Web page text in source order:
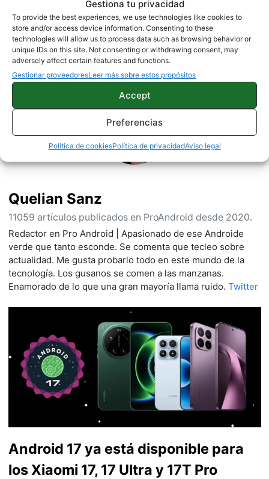
Gestiona tu privacidad
To provide the best experiences, we use technologies like cookies to
store and/or access device information. Consenting to these
technologies will allow us to process data such as browsing behavior or
unique IDs on this site. Not consenting or withdrawing consent, may
adversely affect certain features and functions.
Gestionar proveedoresLeer más sobre estos propósitos
Accept
Preferencias
Política de cookiesPolítica de privacidadAviso legal
NOTICIAS XIAOMI
Sobre este autor
Quelian Sanz
11059 artículos publicados en ProAndroid desde 2020.
Redactor en Pro Android | Apasionado de ese Androide
verde que tanto esconde. Se comenta que tecleo sobre
actualidad. Me gusta probarlo todo en este mundo de la
tecnología. Los gusanos se comen a las manzanas.
Enamorado de lo que una gran mayoría llama ruido. Twitter
Android 17 ya está disponible para
los Xiaomi 17, 17 Ultra y 17T Pro